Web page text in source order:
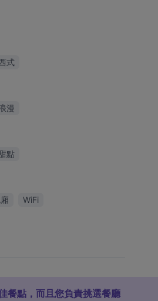
式
漫
點
WiFi
餐點，而且您負責挑選餐廳